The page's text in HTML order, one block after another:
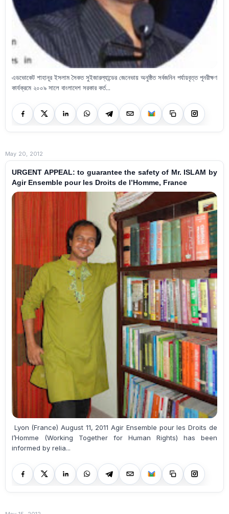
এডভোকেট শাহানূর ইসলাম সৈকত সুইজারল্যান্ডের জেনেভায় অনুষ্ঠিত সর্বজনিন পর্যায়বৃত্ত পূনরীক্ষণ
কার্যক্রমে ২০০৯ সালে বাংলাদেশ সরকার কর্ত...
May 20, 2012
URGENT APPEAL: to guarantee the safety of Mr. ISLAM by
Agir Ensemble pour les Droits de l’Homme, France
Lyon (France) August 11, 2011 Agir Ensemble pour les Droits de
l’Homme (Working Together for Human Rights) has been
informed by relia...